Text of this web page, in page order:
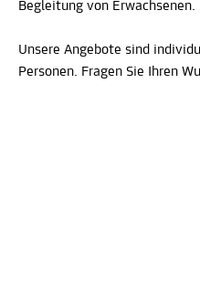
Begleitung von Erwachsenen.
Unsere Angebote sind
Personen. Fragen Sie Ihren